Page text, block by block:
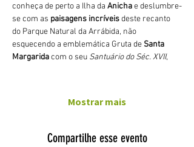
conheça de perto a Ilha da Anicha e deslumbre-
se com as paisagens incríveis deste recanto
do Parque Natural da Arrábida, não
esquecendo a emblemática Gruta de Santa
Margarida com o seu Santuário do Séc. XVII,
Mostrar mais
Compartilhe esse evento